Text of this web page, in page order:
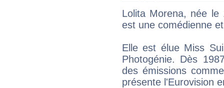
Lolita Morena, née le
est une comédienne
Elle est élue Miss
Photogénie. Dès
des émissions
présente l'Eurovision